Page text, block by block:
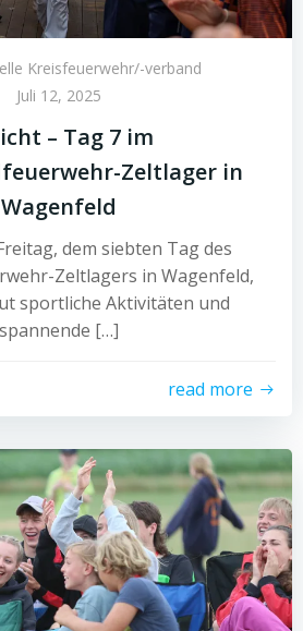
Kreisfeuerwehr/-verband
Juli 12, 2025
– Tag 7 im
Zeltlager in
Wagenfeld
dem siebten Tag des
Zeltlagers in Wagenfeld,
sportliche Aktivitäten und
spannende […]
read more